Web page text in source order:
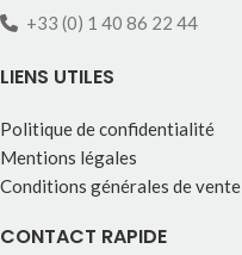
+33 (0) 1 40 86 22 44
LIENS UTILES
Politique de confidentialité
Mentions légales
Conditions générales de vente
CONTACT RAPIDE